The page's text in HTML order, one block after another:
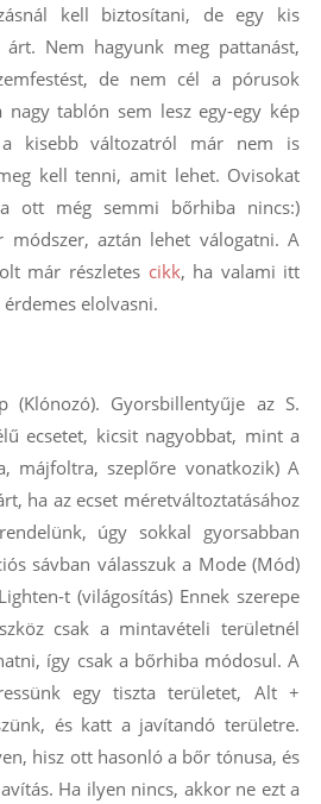
kell biztosítani, de egy kis
Nem hagyunk meg pattanást,
de nem cél a pórusok
nagy tablón sem lesz egy-egy kép
kisebb változatról már nem is
kell tenni, amit lehet. Ovisokat
ott még semmi bőrhiba nincs:)
aztán lehet válogatni. A
már részletes cikk, ha valami itt
elolvasni.
(Klónozó). Gyorsbillentyűje az S.
ecsetet, kicsit nagyobbat, mint a
májfoltra, szeplőre vonatkozik) A
ha az ecset méretváltoztatásához
úgy sokkal gyorsabban
sávban válasszuk a Mode (Mód)
t (világosítás) Ennek szerepe
csak a mintavételi területnél
így csak a bőrhiba módosul. A
egy tiszta területet, Alt +
és katt a javítandó területre.
hisz ott hasonló a bőr tónusa, és
Ha ilyen nincs, akkor ne ezt a